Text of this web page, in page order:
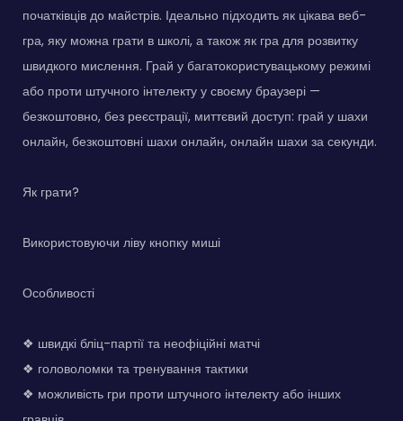
початківців до майстрів. Ідеально підходить як цікава веб-
гра, яку можна грати в школі, а також як гра для розвитку
швидкого мислення. Грай у багатокористувацькому режимі
або проти штучного інтелекту у своєму браузері —
безкоштовно, без реєстрації, миттєвий доступ: грай у шахи
онлайн, безкоштовні шахи онлайн, онлайн шахи за секунди.
Як грати?
Використовуючи ліву кнопку миші
Особливості
❖ швидкі бліц-партії та неофіційні матчі
❖ головоломки та тренування тактики
❖ можливість гри проти штучного інтелекту або інших